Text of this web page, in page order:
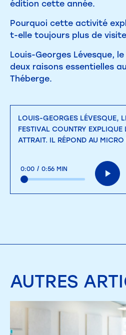
édition cette année.
Pourquoi cette activité
t-elle toujours plus de
Louis-Georges Lévesque,
deux raisons essentielles
Théberge.
LOUIS-GEORGES LÉVESQUE,
FESTIVAL COUNTRY
ATTRAIT. IL RÉPOND AU MICRO
0:00 / 0:56 MIN
AUTRES